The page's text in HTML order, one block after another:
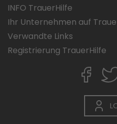
INFO TrauerHilfe
Ihr Unternehmen auf
Verwandte Links
Registrierung TrauerHilfe